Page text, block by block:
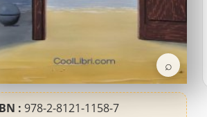
⌕
: 978-2-8121-1158-7